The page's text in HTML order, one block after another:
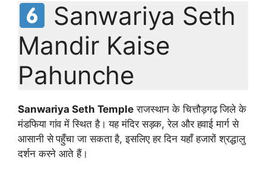
Sanwariya Seth
Mandir Kaise
Pahunche
Sanwariya Seth Templeराजस्थान के चित्तौड़गढ़ जिले के
मंडफिया गांव में स्थित है। यह मंदिर सड़क, रेल और हवाई मार्ग से
आसानी से पहुँचा जा सकता है, इसलिए हर दिन यहाँ हजारों श्रद्धालु
दर्शन करने आते हैं।